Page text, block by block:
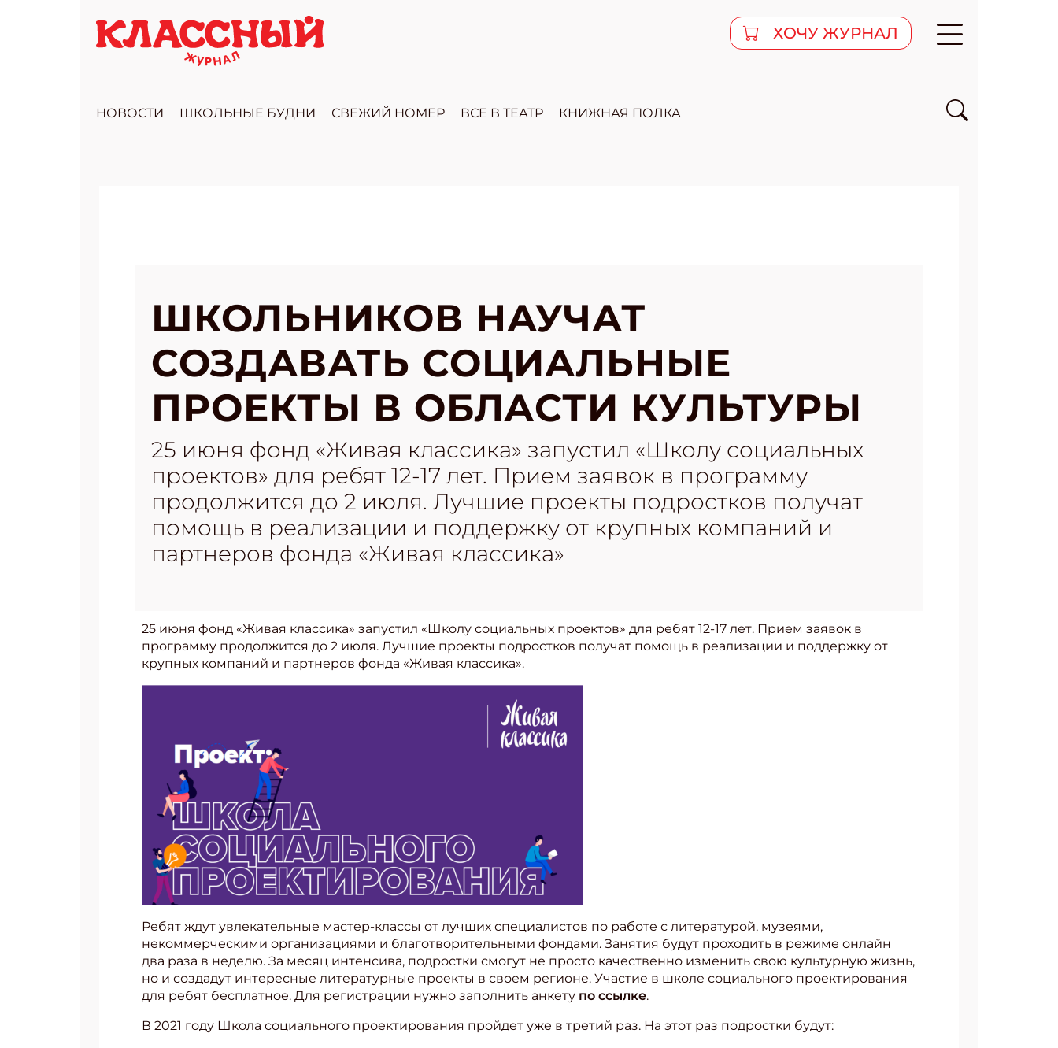
ХОЧУ ЖУРНАЛ
НОВОСТИ ШКОЛЬНЫЕ БУДНИ СВЕЖИЙ НОМЕР ВСЕ В ТЕАТР КНИЖНАЯ ПОЛКА
ШКОЛЬНИКОВ НАУЧАТ
СОЗДАВАТЬ СОЦИАЛЬНЫЕ
ПРОЕКТЫ В ОБЛАСТИ КУЛЬТУРЫ
25 июня фонд «Живая классика» запустил «Школу социальных
проектов» для ребят 12-17 лет. Прием заявок в программу
продолжится до 2 июля. Лучшие проекты подростков получат
помощь в реализации и поддержку от крупных компаний и
партнеров фонда «Живая классика»
25 июня фонд «Живая классика» запустил «Школу социальных проектов» для ребят 12-17 лет. Прием заявок в
программу продолжится до 2 июля. Лучшие проекты подростков получат помощь в реализации и поддержку от
крупных компаний и партнеров фонда «Живая классика».
Ребят ждут увлекательные мастер-классы от лучших специалистов по работе с литературой, музеями,
некоммерческими организациями и благотворительными фондами. Занятия будут проходить в режиме онлайн
два раза в неделю. За месяц интенсива, подростки смогут не просто качественно изменить свою культурную жизнь,
но и создадут интересные литературные проекты в своем регионе. Участие в школе социального проектирования
для ребят бесплатное. Для регистрации нужно заполнить анкету по ссылке.
В 2021 году Школа социального проектирования пройдет уже в третий раз. На этот раз подростки будут: